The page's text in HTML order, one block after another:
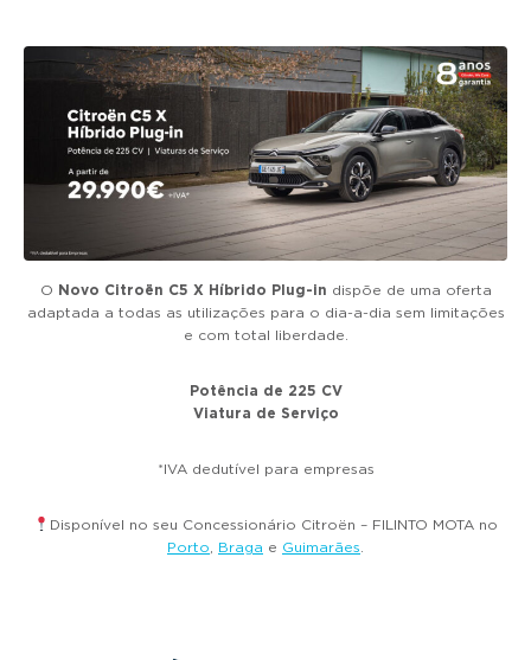
O Novo Citroën C5 X Híbrido Plug-in dispõe de uma oferta
adaptada a todas as utilizações para o dia-a-dia sem limitações
e com total liberdade.
Potência de 225 CV
Viatura de Serviço
*IVA dedutível para empresas
Disponível no seu Concessionário Citroën – FILINTO MOTA no
Porto, Braga e Guimarães.